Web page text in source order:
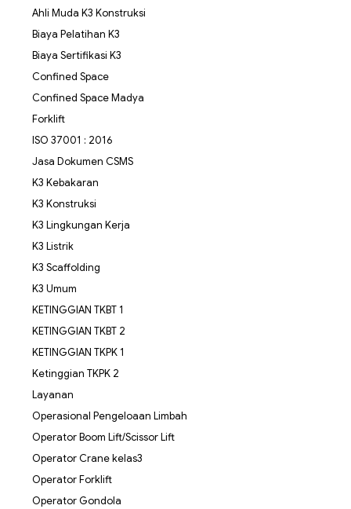
Ahli Muda K3 Konstruksi
Biaya Pelatihan K3
Biaya Sertifikasi K3
Confined Space
Confined Space Madya
Forklift
ISO 37001 : 2016
Jasa Dokumen CSMS
K3 Kebakaran
K3 Konstruksi
K3 Lingkungan Kerja
K3 Listrik
K3 Scaffolding
K3 Umum
KETINGGIAN TKBT 1
KETINGGIAN TKBT 2
KETINGGIAN TKPK 1
Ketinggian TKPK 2
Layanan
Operasional Pengeloaan Limbah
Operator Boom Lift/Scissor Lift
Operator Crane kelas3
Operator Forklift
Operator Gondola